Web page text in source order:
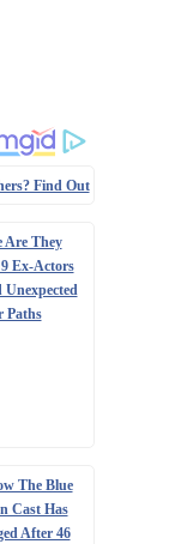
Find Out
Are They
Ex-Actors
Unexpected
Paths
The Blue
Cast Has
After 46